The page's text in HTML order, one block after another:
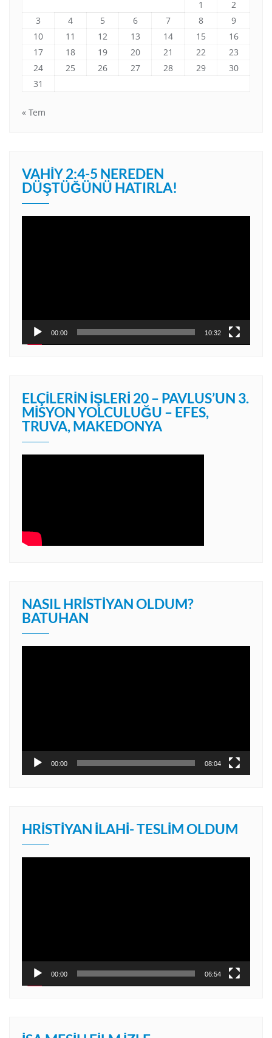
1
2
3
4 5 6 7 8
9
10
11 12 13 14 15
16
17
18 19 20 21 22
23
24
25 26 27 28 29
30
31
« Tem
VAHIY 2:4-5 NEREDEN
DÜŞTÜĞÜNÜ HATIRLA!
00:00 10:32
ELÇILERIN İŞLERI 20 – PAVLUS’UN 3.
MISYON YOLCULUĞU – EFES,
TRUVA, MAKEDONYA
NASIL HRISTIYAN OLDUM?
BATUHAN
00:00 08:04
HRISTIYAN İLAHI- TESLIM OLDUM
00:00 06:54